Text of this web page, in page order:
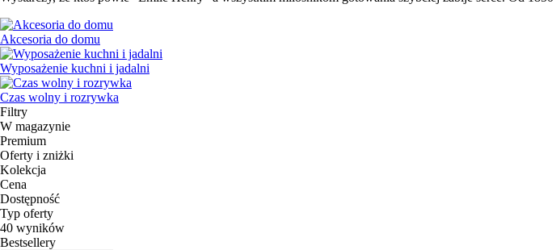
Akcesoria do domu
Wyposażenie kuchni i jadalni
Czas wolny i rozrywka
Filtry
W magazynie
Premium
Oferty i zniżki
Kolekcja
Cena
Dostępność
Typ oferty
40 wyników
Bestsellery